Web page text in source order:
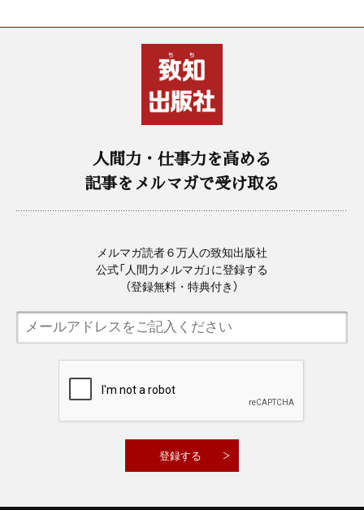
人間力・仕事力を高める
記事をメルマガで受け取る
メルマガ読者６万人の致知出版社
公式「人間力メルマガ」に登録する
（登録無料・特典付き）